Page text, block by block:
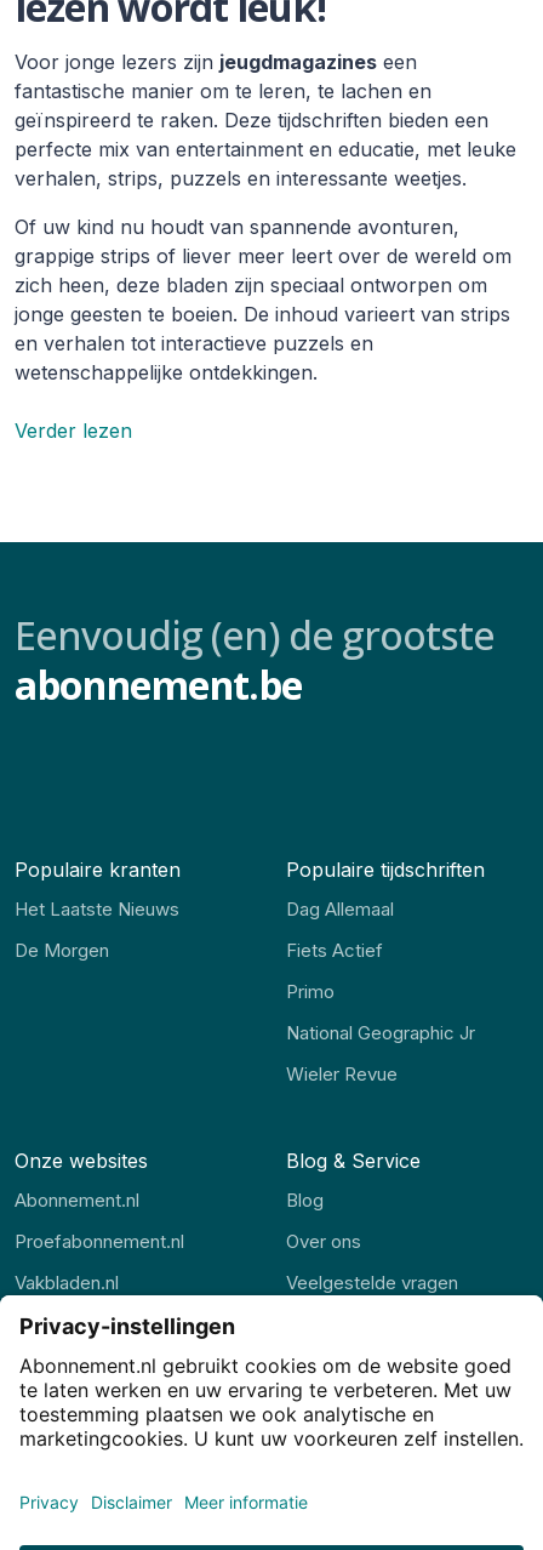
Voor jonge lezers zijn jeugdmagazines een
fantastische manier om te leren, te lachen en
geïnspireerd te raken. Deze tijdschriften bieden een
perfecte mix van entertainment en educatie, met leuke
verhalen, strips, puzzels en interessante weetjes.
Of uw kind nu houdt van spannende avonturen,
grappige strips of liever meer leert over de wereld om
zich heen, deze bladen zijn speciaal ontworpen om
jonge geesten te boeien. De inhoud varieert van strips
en verhalen tot interactieve puzzels en
wetenschappelijke ontdekkingen.
Verder lezen
Eenvoudig (en) de grootste
abonnement.be
Populaire kranten
Het Laatste Nieuws
De Morgen
Populaire tijdschriften
Dag Allemaal
Fiets Actief
Primo
National Geographic Jr
Wieler Revue
Onze websites
Abonnement.nl
Proefabonnement.nl
Vakbladen.nl
Abonnement.be
Thuisstudie.nl
Blog & Service
Blog
Over ons
Veelgestelde vragen